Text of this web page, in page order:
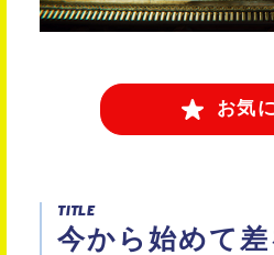
お気
TITLE
今から始めて差